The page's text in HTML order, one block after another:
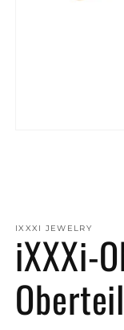
IXXXI JEWELRY
iXXXi-